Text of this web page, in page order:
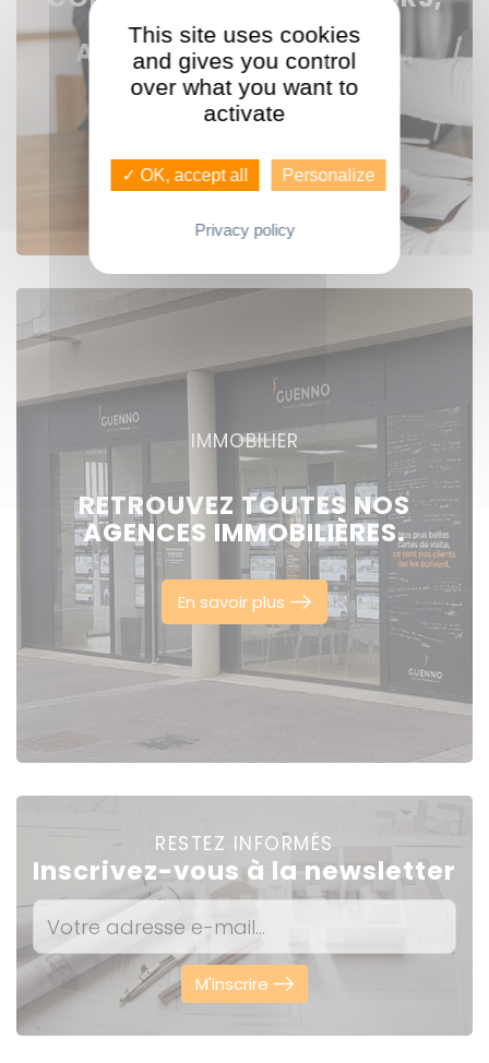
RESPONSABLES
AGENCES, ASSISTANTES…
Voir nos offres
IMMOBILIER
RETROUVEZ TOUTES NOS
AGENCES IMMOBILIÈRES.
En savoir plus
RESTEZ INFORMÉS
Inscrivez-vous à la newsletter
M'inscrire
This site uses cookies
and gives you control
over what you want to
activate
✓ OK, accept all Personalize
Privacy policy